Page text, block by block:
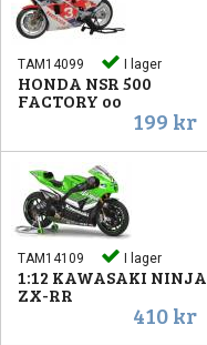
TAM14099 I lager
HONDA NSR 500
FACTORY oo
199 kr
TAM14109 I lager
1:12 KAWASAKI NINJA
ZX-RR
410 kr